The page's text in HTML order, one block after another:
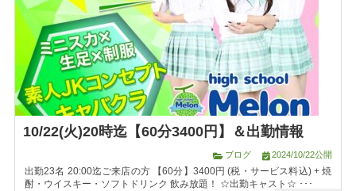
10/22(火)20時迄【60分3400円】＆出勤情報
ブログ 2024/10/22公開
出勤23名 20:00迄ご来店の方 【60分】3400円 (税・サービス料込) + 焼
酎・ウイスキー・ソフトドリンク 飲み放題！ ☆出勤キャスト☆ ･･･